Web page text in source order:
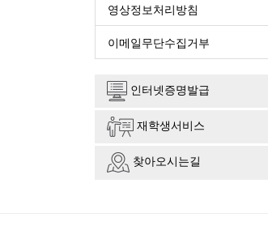
영상정보처리방침
이메일무단수집거부
인터넷증명발급
재학생서비스
찾아오시는길